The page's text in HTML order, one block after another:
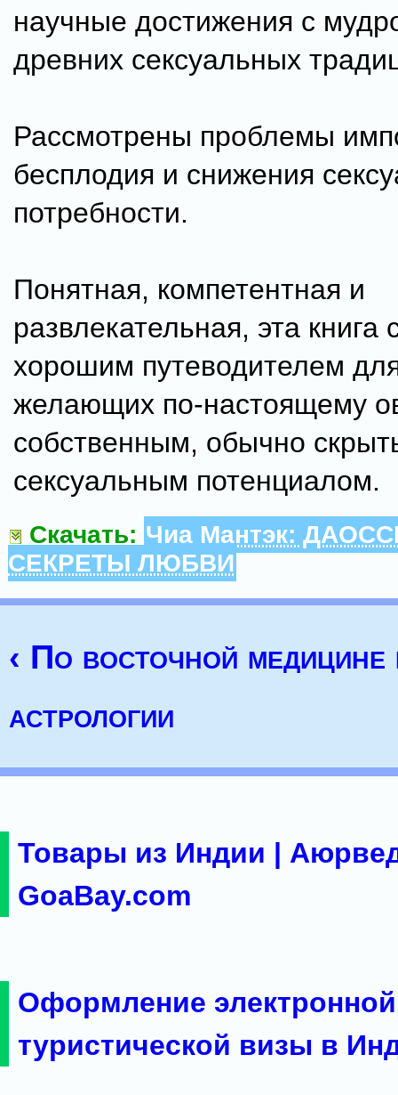
научные достижения с
древних сексуальных
Рассмотрены проблемы
бесплодия и снижения
потребности.
Понятная, компетентная и
развлекательная, эта книга
хорошим путеводителем
желающих по-настоящему
собственным, обычно
сексуальным потенциалом.
Скачать: Чиа Мантэк:
СЕКРЕТЫ ЛЮБВИ
‹ По восточной медицине
астрологии
Товары из Индии |
GoaBay.com
Оформление электронной
туристической визы в